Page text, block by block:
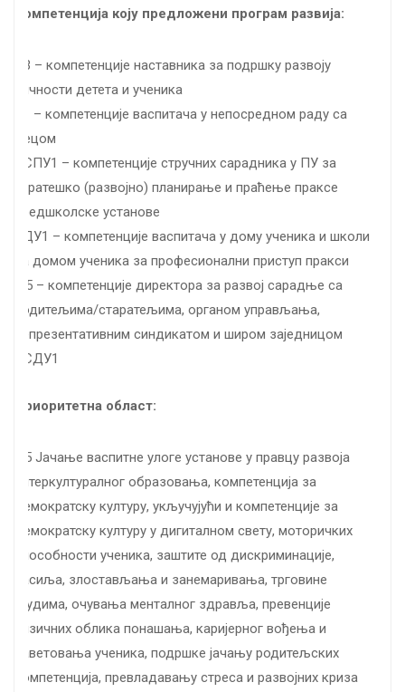
Компетенција коју предложени програм развија:
Н3 – компетенције наставника за подршку развоју
личности детета и ученика
В1 – компетенције васпитача у непосредном раду са
децом
ССПУ1 – компетенције стручних сарадника у ПУ за
стратешко (развојно) планирање и праћење праксе
предшколске установе
ВДУ1 – компетенције васпитача у дому ученика и школи
са домом ученика за професионални приступ пракси
Д5 – компетенције директора за развој сарадње са
родитељима/старатељима, органом управљања,
репрезентативним синдикатом и широм заједницом
ССДУ1
Приоритетна област:
П5 Јачање васпитне улоге установе у правцу развоја
интеркултуралног образовања, компетенција за
демократску културу, укључујући и компетенције за
демократску културу у дигиталном свету, моторичких
способности ученика, заштите од дискриминације,
насиља, злостављања и занемаривања, трговине
људима, очувања менталног здравља, превенције
ризичних облика понашања, каријерног вођења и
саветовања ученика, подршке јачању родитељских
компетенција, превладавању стреса и развојних криза